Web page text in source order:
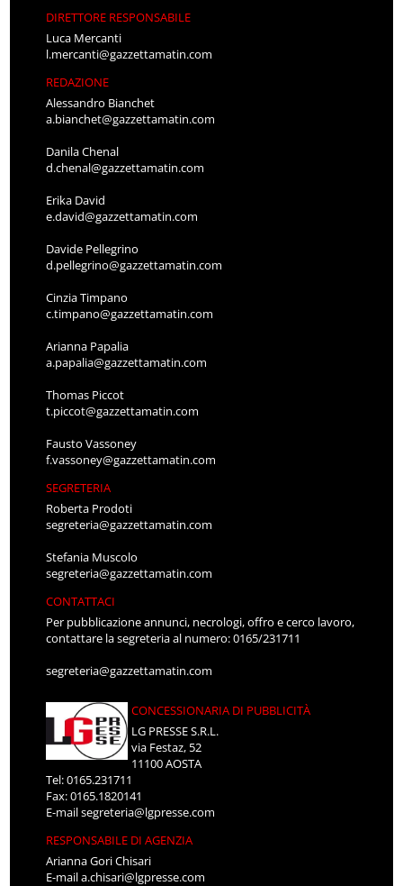
DIRETTORE RESPONSABILE
Luca Mercanti
l.mercanti@gazzettamatin.com
REDAZIONE
Alessandro Bianchet
a.bianchet@gazzettamatin.com
Danila Chenal
d.chenal@gazzettamatin.com
Erika David
e.david@gazzettamatin.com
Davide Pellegrino
d.pellegrino@gazzettamatin.com
Cinzia Timpano
c.timpano@gazzettamatin.com
Arianna Papalia
a.papalia@gazzettamatin.com
Thomas Piccot
t.piccot@gazzettamatin.com
Fausto Vassoney
f.vassoney@gazzettamatin.com
SEGRETERIA
Roberta Prodoti
segreteria@gazzettamatin.com
Stefania Muscolo
segreteria@gazzettamatin.com
CONTATTACI
Per pubblicazione annunci, necrologi, offro e cerco lavoro,
contattare la segreteria al numero: 0165/231711
segreteria@gazzettamatin.com
CONCESSIONARIA DI PUBBLICITÀ
LG PRESSE S.R.L.
via Festaz, 52
11100 AOSTA
Tel: 0165.231711
Fax: 0165.1820141
E-mailsegreteria@lgpresse.com
RESPONSABILE DI AGENZIA
Arianna Gori Chisari
E-maila.chisari@lgpresse.com